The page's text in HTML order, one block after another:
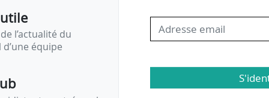
l’actualité du
équipe